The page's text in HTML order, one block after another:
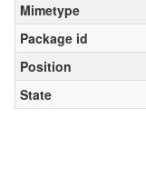
Mimetype
Package id
Position
State